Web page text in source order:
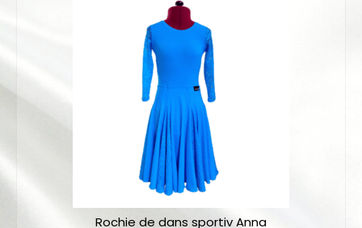
Rochie de dans sportiv Anna